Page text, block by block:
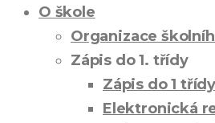
O škole
Organizace
Zápis do 1. třídy
Zápis do 1 třídy
Elektronická